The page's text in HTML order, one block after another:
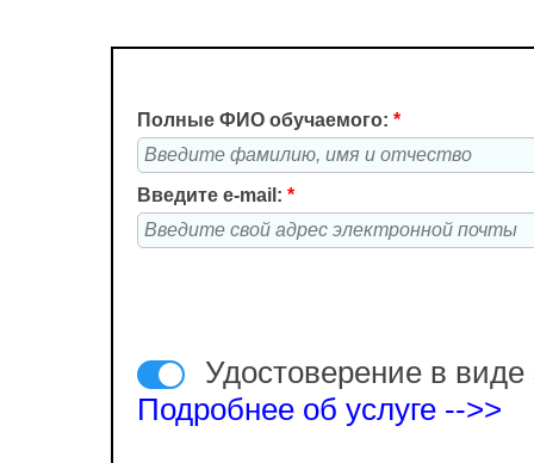
Полные ФИО обучаемого: *
Введите e-mail: *
Удостоверение в виде
Подробнее об услуге -->>